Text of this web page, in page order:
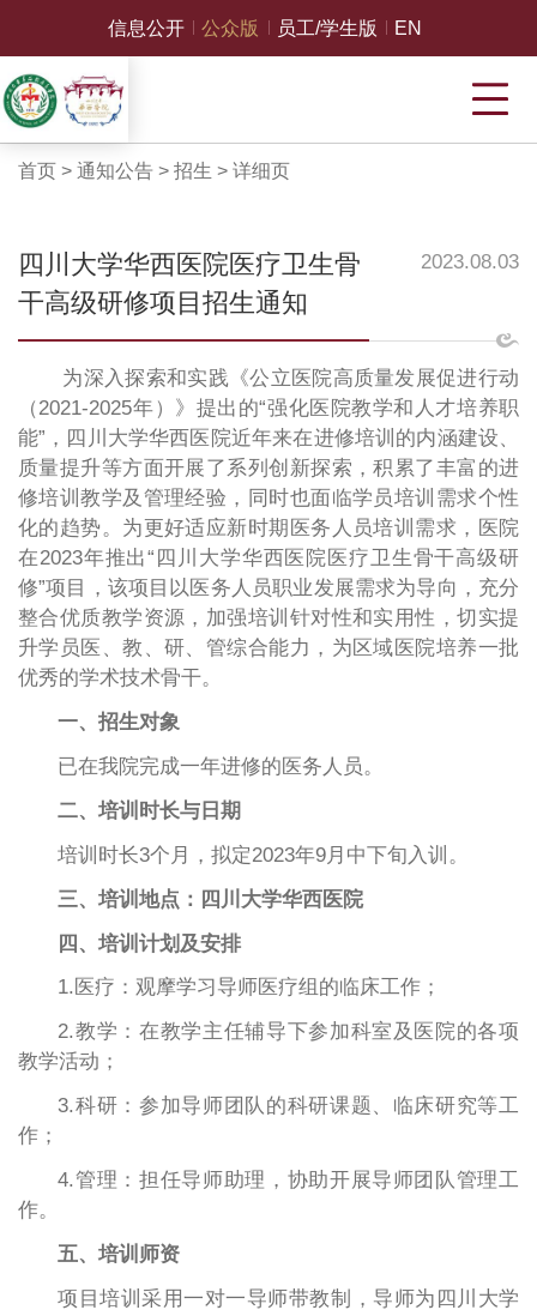
信息公开 公众版 员工/学生版 EN
首页 > 通知公告> 招生 > 详细页
四川大学华西医院医疗卫生骨
干高级研修项目招生通知
2023.08.03
为深入探索和实践《公立医院高质量发展促进行动
（ 2021-2025年）》 提出的“强化医院教学和人才培养职
能” ，四川大学华西医院近年来在进修培训的内涵建设、
质量提升等方面开展了系列创新探索，积累了丰富的进
修培训教学及管理经验，同时也面临学员培训需求个性
化的趋势。为更好适应新时期医务人员培训需求 ，医院
在2023年推出“四川大学华西医院医疗卫生骨干高级研
修”项目，该项目以医务人员职业发展需求为导向，充分
整合优质教学资源，加强培训针对性和实用性，切实提
升学员医、教、研、管综合能力，为区域医院培养一批
优秀的学术技术骨干。
一、招生对象
已在我院完成一年进修的医务人员。
二、培训时长与日期
培训时长3个月，拟定2023年9月中下旬入训。
三、培训地点：四川大学华西医院
四、培训计划及安排
1.医疗：观摩学习导师医疗组的临床工作；
2.教学：在教学主任辅导下参加科室及医院的各项
教学活动；
3.科研：参加导师团队的科研课题、临床研究等工
作；
4.管理：担任导师助理，协助开展导师团队管理工
作。
五、培训师资
项目培训采用一对一导师带教制，导师为四川大学